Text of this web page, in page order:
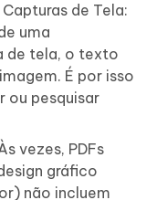
de Tela:
uma
de tela, o texto
É por isso
ou pesquisar
vezes, PDFs
gráfico
não incluem